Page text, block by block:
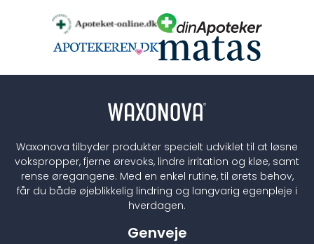
Waxonova tilbyder produkter specielt udviklet til at løsne
vokspropper, fjerne ørevoks, lindre irritation og kløe, samt
rense øregangene. Med en enkel rutine, til ørets behov,
får du både øjeblikkelig lindring og langvarig egenpleje i
hverdagen.
Genveje